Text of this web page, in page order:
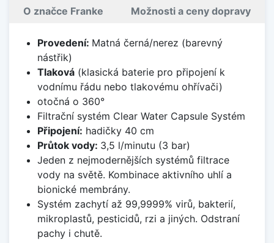
O značce Franke Možnosti a ceny dopravy
Provedení: Matná černá/nerez (barevný
nástřik)
Tlaková(klasická baterie pro připojení k
vodnímu řádu nebo tlakovému ohřívači)
otočná o 360°
Filtrační systém Clear Water Capsule Systém
Připojení: hadičky 40 cm
Průtok vody: 3,5 l/minutu (3 bar)
Jeden z nejmodernějších systémů filtrace
vody na světě. Kombinace aktivního uhlí a
bionické membrány.
Systém zachytí až 99,9999% virů, bakterií,
mikroplastů, pesticidů, rzi a jiných. Odstraní
pachy i chutě.